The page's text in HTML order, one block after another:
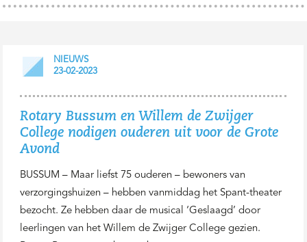
NIEUWS
23-02-2023
Rotary Bussum en Willem de Zwijger
College nodigen ouderen uit voor de Grote
Avond
BUSSUM – Maar liefst 75 ouderen – bewoners van
verzorgingshuizen – hebben vanmiddag het Spant-theater
bezocht. Ze hebben daar de musical ‘Geslaagd’ door
leerlingen van het Willem de Zwijger College gezien.